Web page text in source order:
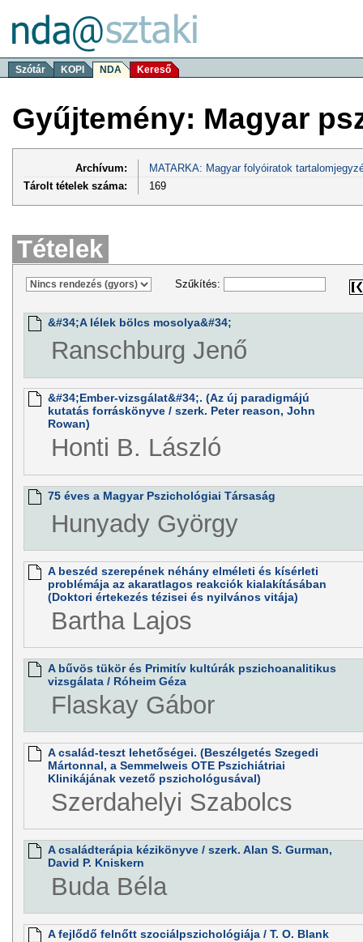
Szótár KOPI NDA Kereső
Gyűjtemény: Magyar
Archívum:
MATARKA: Magyar folyóiratok
Tárolt tételek száma:
169
Tételek
Szűkítés:
&#34;A lélek bölcs mosolya&#34;
Ranschburg Jenő
&#34;Ember-vizsgálat&#34;. (Az új paradigmájú
kutatás forráskönyve / szerk. Peter reason, John
Rowan)
Honti B. László
75 éves a Magyar Pszichológiai Társaság
Hunyady György
A beszéd szerepének néhány elméleti és kísérleti
problémája az akaratlagos reakciók kialakításában
(Doktori értekezés tézisei és nyilvános vitája)
Bartha Lajos
A bűvös tükör és Primitív kultúrák pszichoanalitikus
vizsgálata / Róheim Géza
Flaskay Gábor
A család-teszt lehetőségei. (Beszélgetés Szegedi
Mártonnal, a Semmelweis OTE Pszichiátriai
Klinikájának vezető pszichológusával)
Szerdahelyi Szabolcs
A családterápia kézikönyve / szerk. Alan S. Gurman,
David P. Kniskern
Buda Béla
A fejlődő felnőtt szociálpszichológiája / T. O. Blank